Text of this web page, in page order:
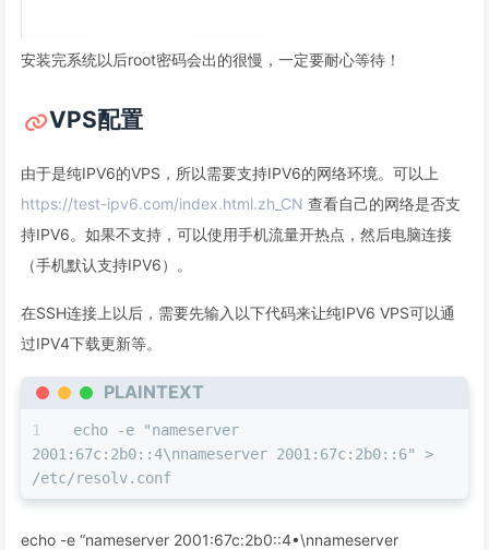
安装完系统以后root密码会出的很慢，一定要耐心等待！
VPS配置
由于是纯IPV6的VPS，所以需要支持IPV6的网络环境。可以上
https://test-ipv6.com/index.html.zh_CN 查看自己的网络是否支
持IPV6。如果不支持，可以使用手机流量开热点，然后电脑连接
（手机默认支持IPV6）。
在SSH连接上以后，需要先输入以下代码来让纯IPV6 VPS可以通
过IPV4下载更新等。
PLAINTEXT
echo -e "nameserver
2001:67c:2b0::4\nnameserver 2001:67c:2b0::6" >
/etc/resolv.conf
echo -e “nameserver 2001:67c:2b0::4•\nnameserver